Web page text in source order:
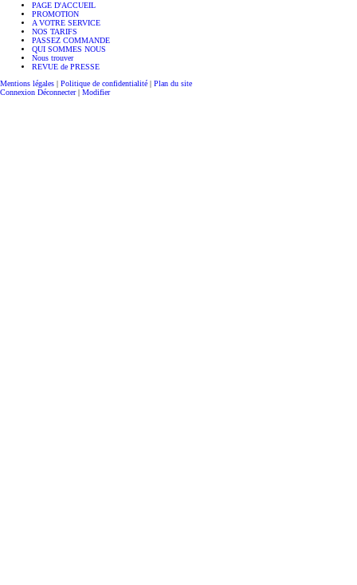
PAGE D'ACCUEIL
PROMOTION
A VOTRE SERVICE
NOS TARIFS
PASSEZ COMMANDE
QUI SOMMES NOUS
Nous trouver
REVUE de PRESSE
Mentions légales | Politique de confidentialité | Plan du site
Connexion Déconnecter| Modifier